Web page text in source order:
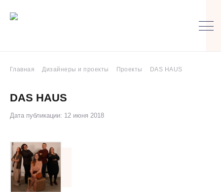
Главная Дизайнеры и проекты Проекты DAS HAUS
DAS HAUS
Дата публикации: 12 июня 2018